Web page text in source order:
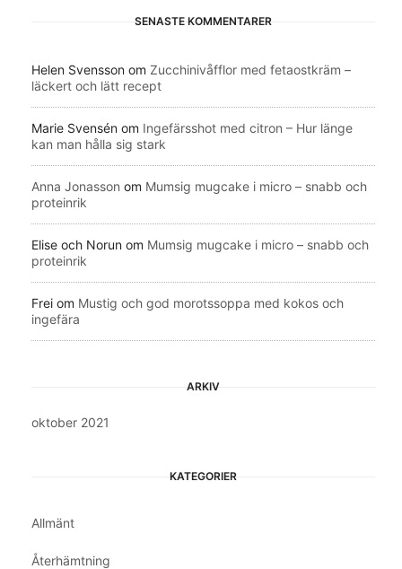
SENASTE KOMMENTARER
Helen Svensson om Zucchinivåfflor med fetaostkräm –
läckert och lätt recept
Marie Svensén om Ingefärsshot med citron – Hur länge
kan man hålla sig stark
Anna Jonasson om Mumsig mugcake i micro – snabb och
proteinrik
Elise och Norun om Mumsig mugcake i micro – snabb och
proteinrik
Frei om Mustig och god morotssoppa med kokos och
ingefära
ARKIV
oktober 2021
KATEGORIER
Allmänt
Återhämtning